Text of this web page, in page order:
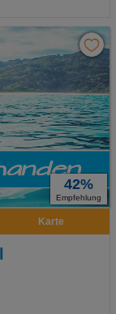
42%
Empfehlung
Karte